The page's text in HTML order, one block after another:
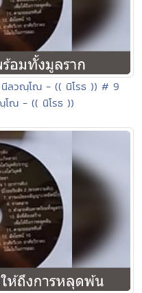
ลวณฺโณ - (( นิโรธ )) # 9
โณ - (( นิโรธ ))